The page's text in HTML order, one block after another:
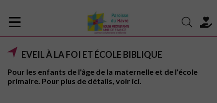
EVEIL À LA FOI ET ÉCOLE BIBLIQUE
Pour les enfants de l'âge de la maternelle et de l'école
primaire. Pour plus de détails, voir ici.